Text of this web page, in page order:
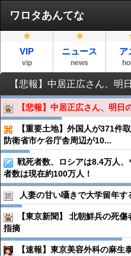
ワロタあんてな
VIP
vip
ニュース
news
ア
【悲報】中居正広さん、明
【悲報】中居正広さん、明
【重要土地】外国人が371
防衛省市ケ谷庁舎周辺が10...
戦死者数、ロシアは8.4万人
者数は現在約100万人！
人妻の甘い囁きで大学留年
【東京新聞】 北朝鮮兵の死
指摘
【速報】東京美容外科の麻